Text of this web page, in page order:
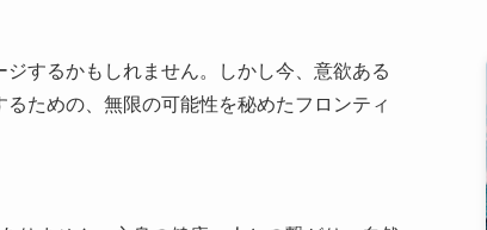
するかもしれません。しかし今、意欲ある
ための、無限の可能性を秘めたフロンティ